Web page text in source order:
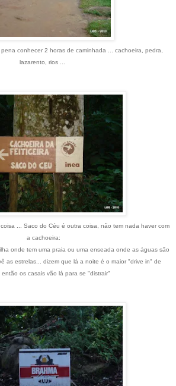
conhecer 2 horas de caminhada ... cachoeira, pedra,
lazarento, rios ...
... Saco do Céu é outra coisa, não tem nada haver com
a cachoeira:
onde tem uma praia ou uma enseada onde as águas são
as estrelas... dizem que lá a noite é o maior "drive in" de
então os casais vão lá para se "distrair"